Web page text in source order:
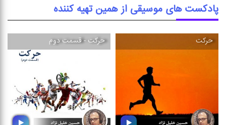
پادکست های موسیقی از همین تهیه کننده
حركت حركت - قسمت دوم